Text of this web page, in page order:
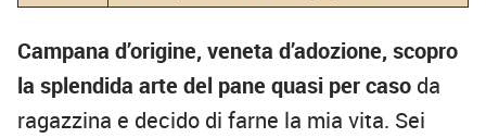
Campana d’origine, veneta d’adozione, scopro
la splendida arte del pane quasi per caso da
ragazzina e decido di farne la mia vita. Sei